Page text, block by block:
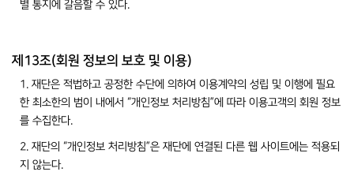
별 통지에 갈음할 수 있다.
제13조(회원 정보의 보호 및 이용)
1. 재단은 적법하고 공정한 수단에 의하여 이용계약의 성립 및 이행에 필요
한 최소한의 범이 내에서 “개인정보 처리방침”에 따라 이용고객의 회원 정보
를 수집한다.
2. 재단의 “개인정보 처리방침”은 재단에 연결된 다른 웹 사이트에는 적용되
지 않는다.